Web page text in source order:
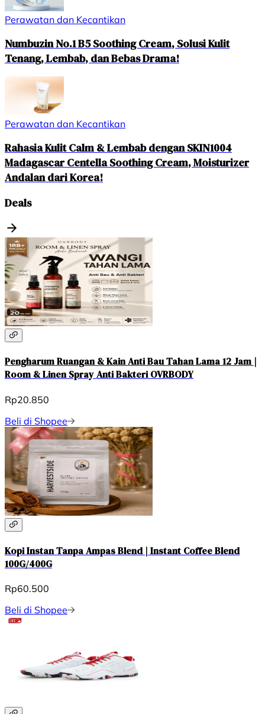
Perawatan dan Kecantikan
Numbuzin No.1 B5 Soothing Cream, Solusi Kulit
Tenang, Lembab, dan Bebas Drama!
Perawatan dan Kecantikan
Rahasia Kulit Calm & Lembab dengan SKIN1004
Madagascar Centella Soothing Cream, Moisturizer
Andalan dari Korea!
Deals
Pengharum Ruangan & Kain Anti Bau Tahan Lama 12 Jam |
Room & Linen Spray Anti Bakteri OVRBODY
Rp20.850
Beli di Shopee
Kopi Instan Tanpa Ampas Blend | Instant Coffee Blend
100G/400G
Rp60.500
Beli di Shopee